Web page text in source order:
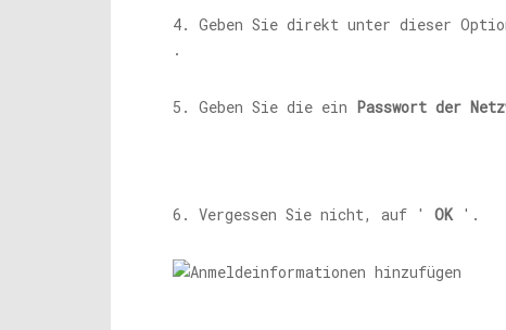
4. Geben Sie direkt unter dieser
.
5. Geben Sie die ein Passwort der
6. Vergessen Sie nicht, auf ' OK'.